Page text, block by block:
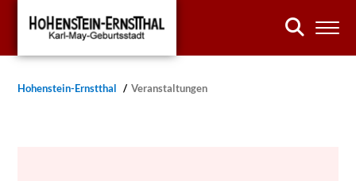
Hohenstein-Ernstthal Veranstaltungen